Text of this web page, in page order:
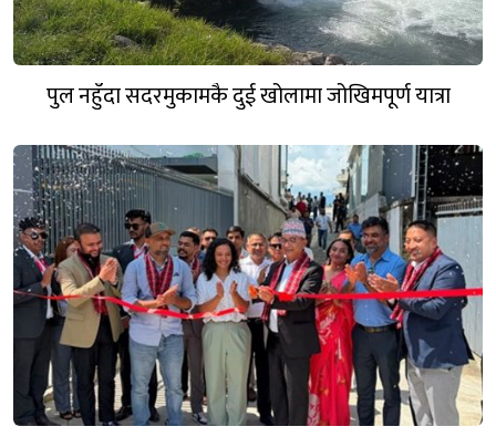
पुल नहुँदा सदरमुकामकै दुई खोलामा जोखिमपूर्ण यात्रा